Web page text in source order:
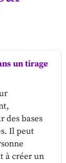
un tirage
des bases
Il peut
à créer un